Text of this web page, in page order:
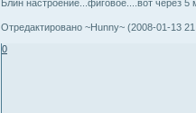
Блин настроение...фиговое....вот через
Отредактировано ~Hunny~ (2008-01-13
0